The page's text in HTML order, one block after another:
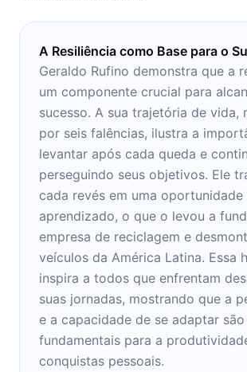
A Resiliência como Base para o
Geraldo Rufino demonstra que a
um componente crucial para
sucesso. A sua trajetória de vida,
por seis falências, ilustra a
levantar após cada queda e
perseguindo seus objetivos. Ele
cada revés em uma oportunidade
aprendizado, o que o levou a
empresa de reciclagem e
veículos da América Latina. Essa
inspira a todos que enfrentam
suas jornadas, mostrando que a
e a capacidade de se adaptar são
fundamentais para a
conquistas pessoais.